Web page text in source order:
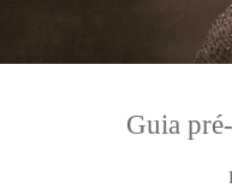
Guia